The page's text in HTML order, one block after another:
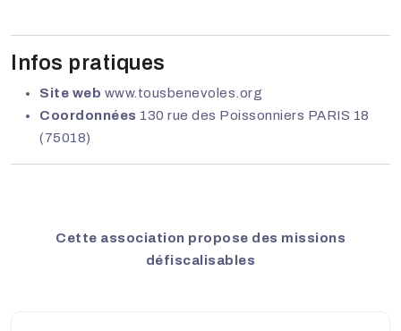
Infos pratiques
Site web www.tousbenevoles.org
Coordonnées 130 rue des Poissonniers PARIS 18
(75018)
Cette association propose des missions
défiscalisables